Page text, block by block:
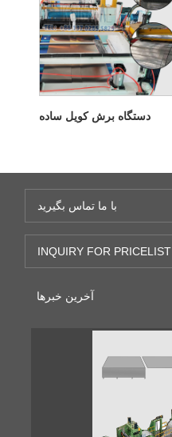
دستگاه برش کویل ساده
با ما تماس بگیرید
INQUIRY FOR PRICELIST
آخرین خبرها